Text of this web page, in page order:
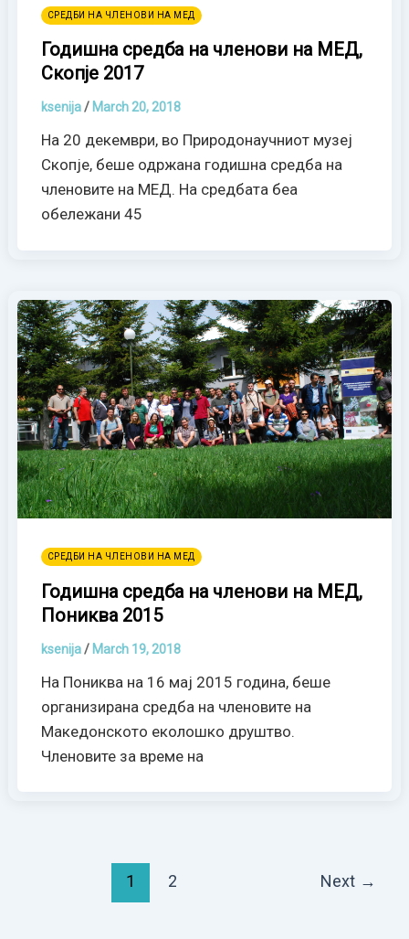
СРЕДБИ НА ЧЛЕНОВИ НА МЕД
Годишна средба на членови на МЕД,
Скопје 2017
ksenija/ March 20, 2018
На 20 декември, во Природонаучниот музеј
Скопје, беше одржана годишна средба на
членовите на МЕД. На средбата беа
обележани 45
СРЕДБИ НА ЧЛЕНОВИ НА МЕД
Годишна средба на членови на МЕД,
Пониква 2015
ksenija/ March 19, 2018
На Пониква на 16 мај 2015 година, беше
организирана средба на членовите на
Македонското еколошко друштво.
Членовите за време на
1 2 Next →